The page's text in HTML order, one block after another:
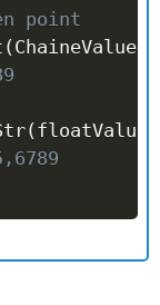
point
(ChaineValue
(floatValue